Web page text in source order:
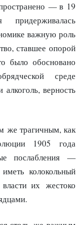
— в 19
важную роль
ставшее опорой
было обосновано
среде
верность
же трагичным, как
1905 года
послабления —
колокольный
их жестоко